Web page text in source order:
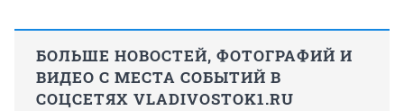
БОЛЬШЕ НОВОСТЕЙ, ФОТОГРАФИЙ И
ВИДЕО С МЕСТА СОБЫТИЙ В
СОЦСЕТЯХ VLADIVOSTOK1.RU